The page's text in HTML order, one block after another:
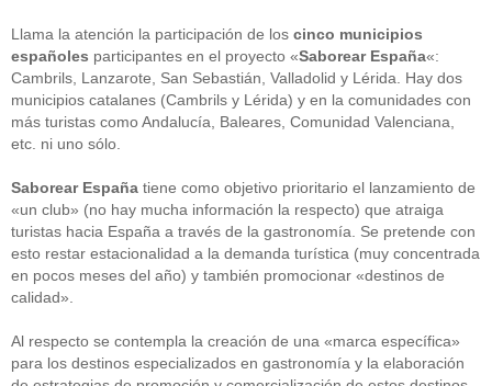
Llama la atención la participación de los cinco municipios
españoles participantes en el proyecto «Saborear España«:
Cambrils, Lanzarote, San Sebastián, Valladolid y Lérida. Hay dos
municipios catalanes (Cambrils y Lérida) y en la comunidades con
más turistas como Andalucía, Baleares, Comunidad Valenciana,
etc. ni uno sólo.
Saborear España tiene como objetivo prioritario el lanzamiento de
«un club» (no hay mucha información la respecto) que atraiga
turistas hacia España a través de la gastronomía. Se pretende con
esto restar estacionalidad a la demanda turística (muy concentrada
en pocos meses del año) y también promocionar «destinos de
calidad».
Al respecto se contempla la creación de una «marca específica»
para los destinos especializados en gastronomía y la elaboración